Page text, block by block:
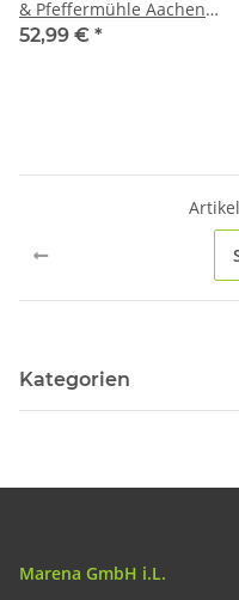
& Pfeffermühle Aachen
Acryl 14 cm
52,99 € *
Kategorien
Marena GmbH i.L.